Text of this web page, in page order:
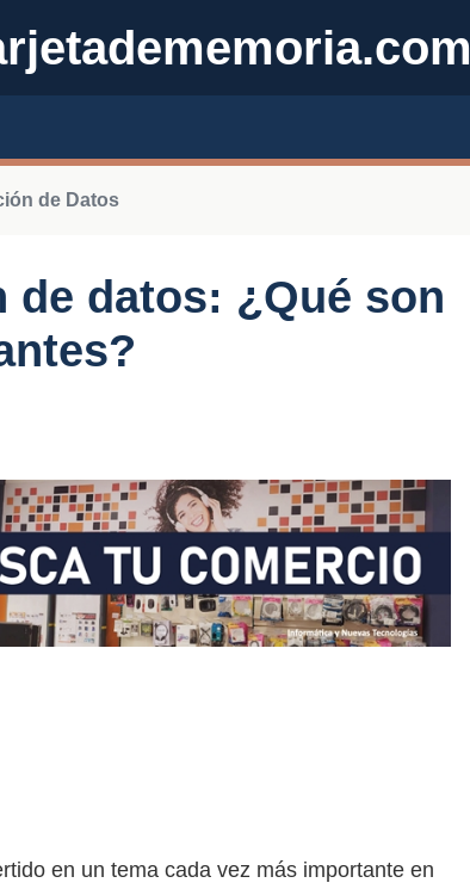
de Datos
datos: ¿Qué son
en un tema cada vez más importante en